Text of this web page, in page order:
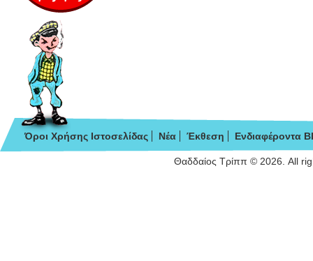
Όροι Χρήσης Ιστοσελίδας Νέα Έκθεση Ενδιαφέροντα
Θαδδαίος Τρίππ © 2026. All